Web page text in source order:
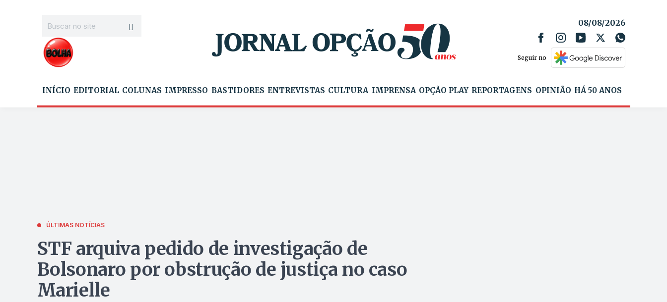
08/08/2026
Seguir no
INÍCIO EDITORIAL COLUNAS IMPRESSO BASTIDORES ENTREVISTAS CULTURA IMPRENSA OPÇÃO PLAY REPORTAGENS OPINIÃO HÁ 50 ANOS
ÚLTIMAS NOTÍCIAS
STF arquiva pedido de investigação de
Bolsonaro por obstrução de justiça no caso
Marielle